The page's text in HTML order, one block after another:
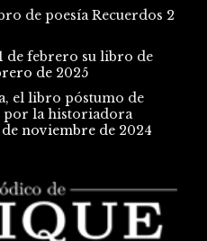
de poesía Recuerdos 2
de febrero su libro de
de 2025
el libro póstumo de
por la historiadora
de noviembre de 2024